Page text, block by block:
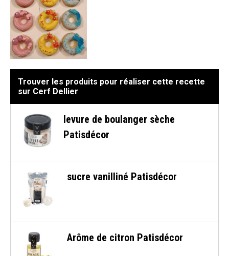
Trouver les produits pour réaliser cette recette
sur Cerf Dellier
levure de boulanger sèche
Patisdécor
sucre vanilliné Patisdécor
Arôme de citron Patisdécor